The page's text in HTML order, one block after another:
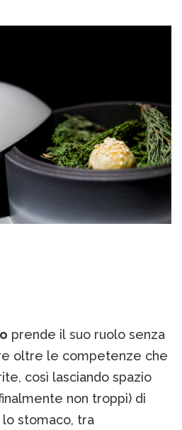
prende il suo ruolo senza
oltre le competenze che
così lasciando spazio
non troppi) di
stomaco, tra